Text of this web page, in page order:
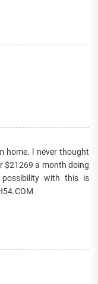
home. l never thought
$21269 a month doing
with this is